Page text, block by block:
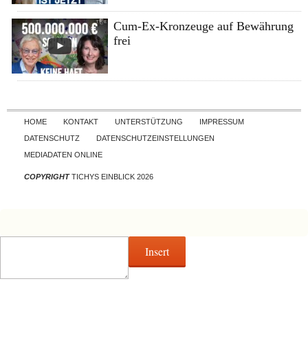
Cum-Ex-Kronzeuge auf Bewährung
frei
Skip to content
HOME KONTAKT UNTERSTÜTZUNG
IMPRESSUM
DATENSCHUTZ
DATENSCHUTZEINSTELLUNGEN
MEDIADATEN ONLINE
COPYRIGHTTICHYS EINBLICK 2026
Insert